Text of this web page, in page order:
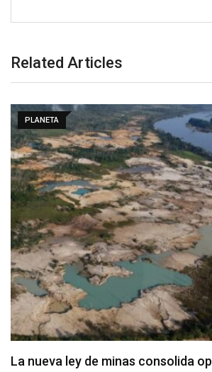
Related Articles
PLANETA
La nueva ley de minas consolida